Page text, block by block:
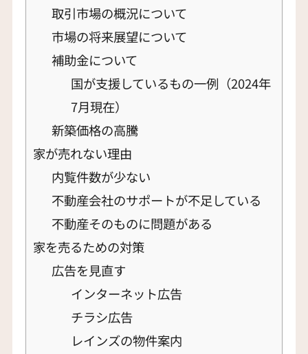
取引市場の概況について
市場の将来展望について
補助金について
国が支援しているもの一例（2024年
7月現在）
新築価格の高騰
家が売れない理由
内覧件数が少ない
不動産会社のサポートが不足している
不動産そのものに問題がある
家を売るための対策
広告を見直す
インターネット広告
チラシ広告
レインズの物件案内